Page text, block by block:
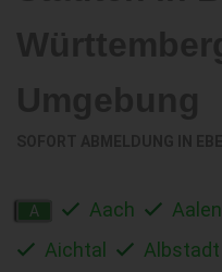
A Aach Aalen
Aichtal
Albstadt